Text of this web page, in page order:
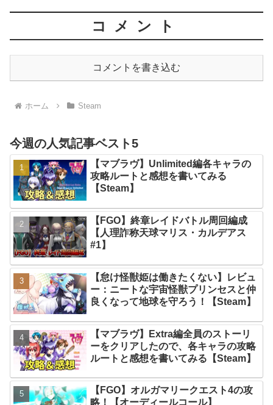
コメント
コメントを書き込む
ホーム Steam
今週の人気記事ベスト5
【マブラヴ】Unlimited編各キャラの
攻略ルートと感想を書いてみる
【Steam】
【FGO】終章レイドバトル周回編成
【人理詐称天球マリス・カルデアス
#1】
【怠け怪獣姫は働きたくない】レビュ
ー：ニートな宇宙怪獣プリンセスと仲
良くなって地球を守ろう！【Steam】
【マブラヴ】Extra編全員のストーリ
ーをクリアしたので、各キャラの攻略
ルートと感想を書いてみる【Steam】
【FGO】オルガマリークエスト4の攻
略！【オーディールコール】